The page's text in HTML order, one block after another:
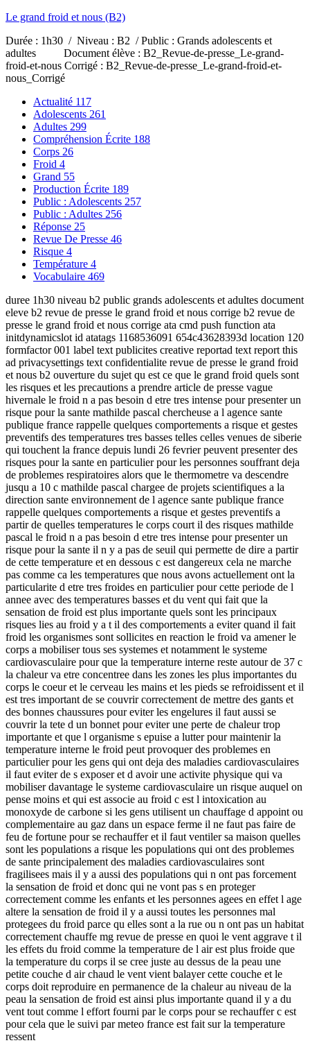
Le grand froid et nous (B2)
Durée : 1h30 / Niveau : B2 / Public : Grands adolescents et
adultes Document élève : B2_Revue-de-presse_Le-grand-
froid-et-nous Corrigé : B2_Revue-de-presse_Le-grand-froid-et-
nous_Corrigé
Actualité 117
Adolescents 261
Adultes 299
Compréhension Écrite 188
Corps 26
Froid 4
Grand 55
Production Écrite 189
Public : Adolescents 257
Public : Adultes 256
Réponse 25
Revue De Presse 46
Risque 4
Température 4
Vocabulaire 469
duree 1h30 niveau b2 public grands adolescents et adultes document
eleve b2 revue de presse le grand froid et nous corrige b2 revue de
presse le grand froid et nous corrige ata cmd push function ata
initdynamicslot id atatags 1168536091 654c43628393d location 120
formfactor 001 label text publicites creative reportad text report this
ad privacysettings text confidentialite revue de presse le grand froid
et nous b2 ouverture du sujet qu est ce que le grand froid quels sont
les risques et les precautions a prendre article de presse vague
hivernale le froid n a pas besoin d etre tres intense pour presenter un
risque pour la sante mathilde pascal chercheuse a l agence sante
publique france rappelle quelques comportements a risque et gestes
preventifs des temperatures tres basses telles celles venues de siberie
qui touchent la france depuis lundi 26 fevrier peuvent presenter des
risques pour la sante en particulier pour les personnes souffrant deja
de problemes respiratoires alors que le thermometre va descendre
jusqu a 10 c mathilde pascal chargee de projets scientifiques a la
direction sante environnement de l agence sante publique france
rappelle quelques comportements a risque et gestes preventifs a
partir de quelles temperatures le corps court il des risques mathilde
pascal le froid n a pas besoin d etre tres intense pour presenter un
risque pour la sante il n y a pas de seuil qui permette de dire a partir
de cette temperature et en dessous c est dangereux cela ne marche
pas comme ca les temperatures que nous avons actuellement ont la
particularite d etre tres froides en particulier pour cette periode de l
annee avec des temperatures basses et du vent qui fait que la
sensation de froid est plus importante quels sont les principaux
risques lies au froid y a t il des comportements a eviter quand il fait
froid les organismes sont sollicites en reaction le froid va amener le
corps a mobiliser tous ses systemes et notamment le systeme
cardiovasculaire pour que la temperature interne reste autour de 37 c
la chaleur va etre concentree dans les zones les plus importantes du
corps le coeur et le cerveau les mains et les pieds se refroidissent et il
est tres important de se couvrir correctement de mettre des gants et
des bonnes chaussures pour eviter les engelures il faut aussi se
couvrir la tete d un bonnet pour eviter une perte de chaleur trop
importante et que l organisme s epuise a lutter pour maintenir la
temperature interne le froid peut provoquer des problemes en
particulier pour les gens qui ont deja des maladies cardiovasculaires
il faut eviter de s exposer et d avoir une activite physique qui va
mobiliser davantage le systeme cardiovasculaire un risque auquel on
pense moins et qui est associe au froid c est l intoxication au
monoxyde de carbone si les gens utilisent un chauffage d appoint ou
complementaire au gaz dans un espace ferme il ne faut pas faire de
feu de fortune pour se rechauffer et il faut ventiler sa maison quelles
sont les populations a risque les populations qui ont des problemes
de sante principalement des maladies cardiovasculaires sont
fragilisees mais il y a aussi des populations qui n ont pas forcement
la sensation de froid et donc qui ne vont pas s en proteger
correctement comme les enfants et les personnes agees en effet l age
altere la sensation de froid il y a aussi toutes les personnes mal
protegees du froid parce qu elles sont a la rue ou n ont pas un habitat
correctement chauffe mg revue de presse en quoi le vent aggrave t il
les effets du froid comme la temperature de l air est plus froide que
la temperature du corps il se cree juste au dessus de la peau une
petite couche d air chaud le vent vient balayer cette couche et le
corps doit reproduire en permanence de la chaleur au niveau de la
peau la sensation de froid est ainsi plus importante quand il y a du
vent tout comme l effort fourni par le corps pour se rechauffer c est
pour cela que le suivi par meteo france est fait sur la temperature
ressent